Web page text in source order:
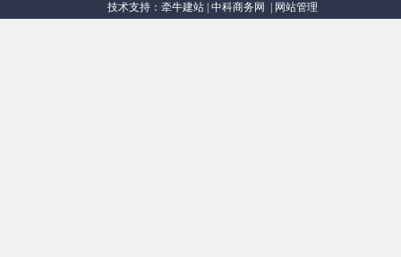
技术支持： 牵牛建站 中科商务网 网站管理